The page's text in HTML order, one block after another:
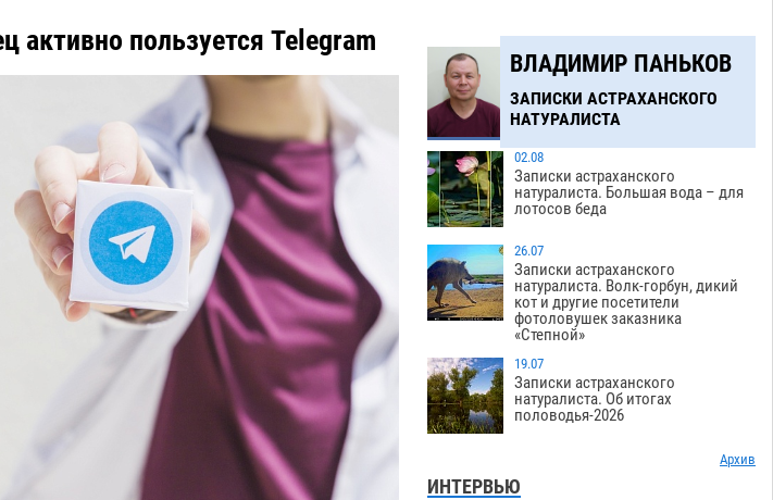
активно пользуется Telegram
ВЛАДИМИР ПАНЬКОВ
ЗАПИСКИ АСТРАХАНСКОГО
НАТУРАЛИСТА
02.08
Записки астраханского
натуралиста. Большая вода – для
лотосов беда
26.07
Записки астраханского
натуралиста. Волк-горбун, дикий
кот и другие посетители
фотоловушек заказника
«Степной»
19.07
Записки астраханского
натуралиста. Об итогах
половодья-2026
Архив
ИНТЕРВЬЮ